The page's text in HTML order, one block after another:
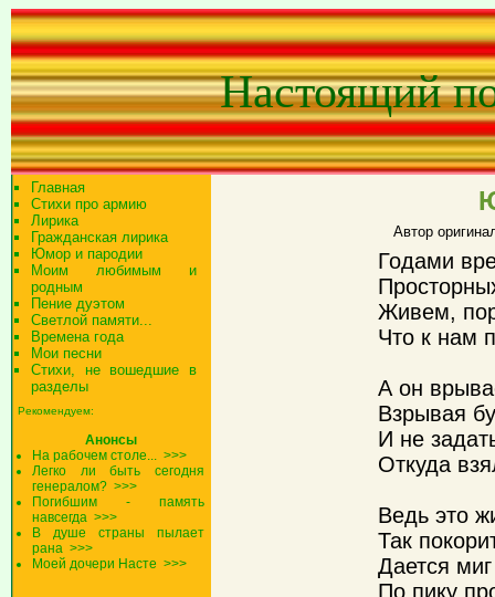
Настоящий
Главная
Стихи про армию
Лирика
Гражданская лирика
Юмор и пародии
Моим любимым и
родным
Пение дуэтом
Светлой памяти...
Времена года
Мои песни
Стихи, не вошедшие в
разделы
Рекомендуем:
Анонсы
На рабочем столе... >>>
Легко ли быть сегодня
генералом? >>>
Погибшим - память
навсегда >>>
В душе страны пылает
рана >>>
Моей дочери Насте >>>
Автор
Годами
Живем,
Что к нам
А он
Взрывая
И не
Откуда
Ведь это
Так
Дается
По пику